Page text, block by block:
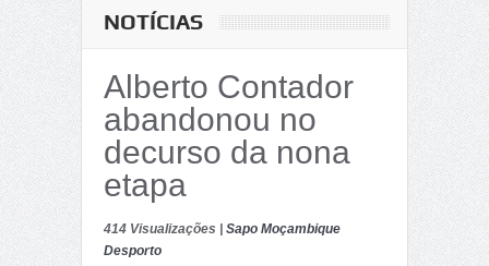
NOTÍCIAS
Alberto Contador
abandonou no
decurso da nona
etapa
414 Visualizações | Sapo Moçambique
Desporto